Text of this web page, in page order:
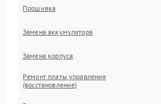
Прошивка
Замена аккумулятора
Замена корпуса
Ремонт платы управления
(восстановление)